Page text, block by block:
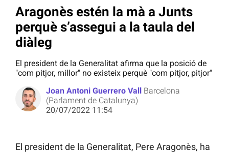
Aragonès estén la mà a Junts
perquè s’assegui a la taula del
diàleg
El president de la Generalitat afirma que la posició de
"com pitjor, millor" no existeix perquè "com pitjor, pitjor"
Joan Antoni Guerrero Vall Barcelona
(Parlament de Catalunya)
20/07/2022 11:54
El president de la Generalitat, Pere Aragonès, ha